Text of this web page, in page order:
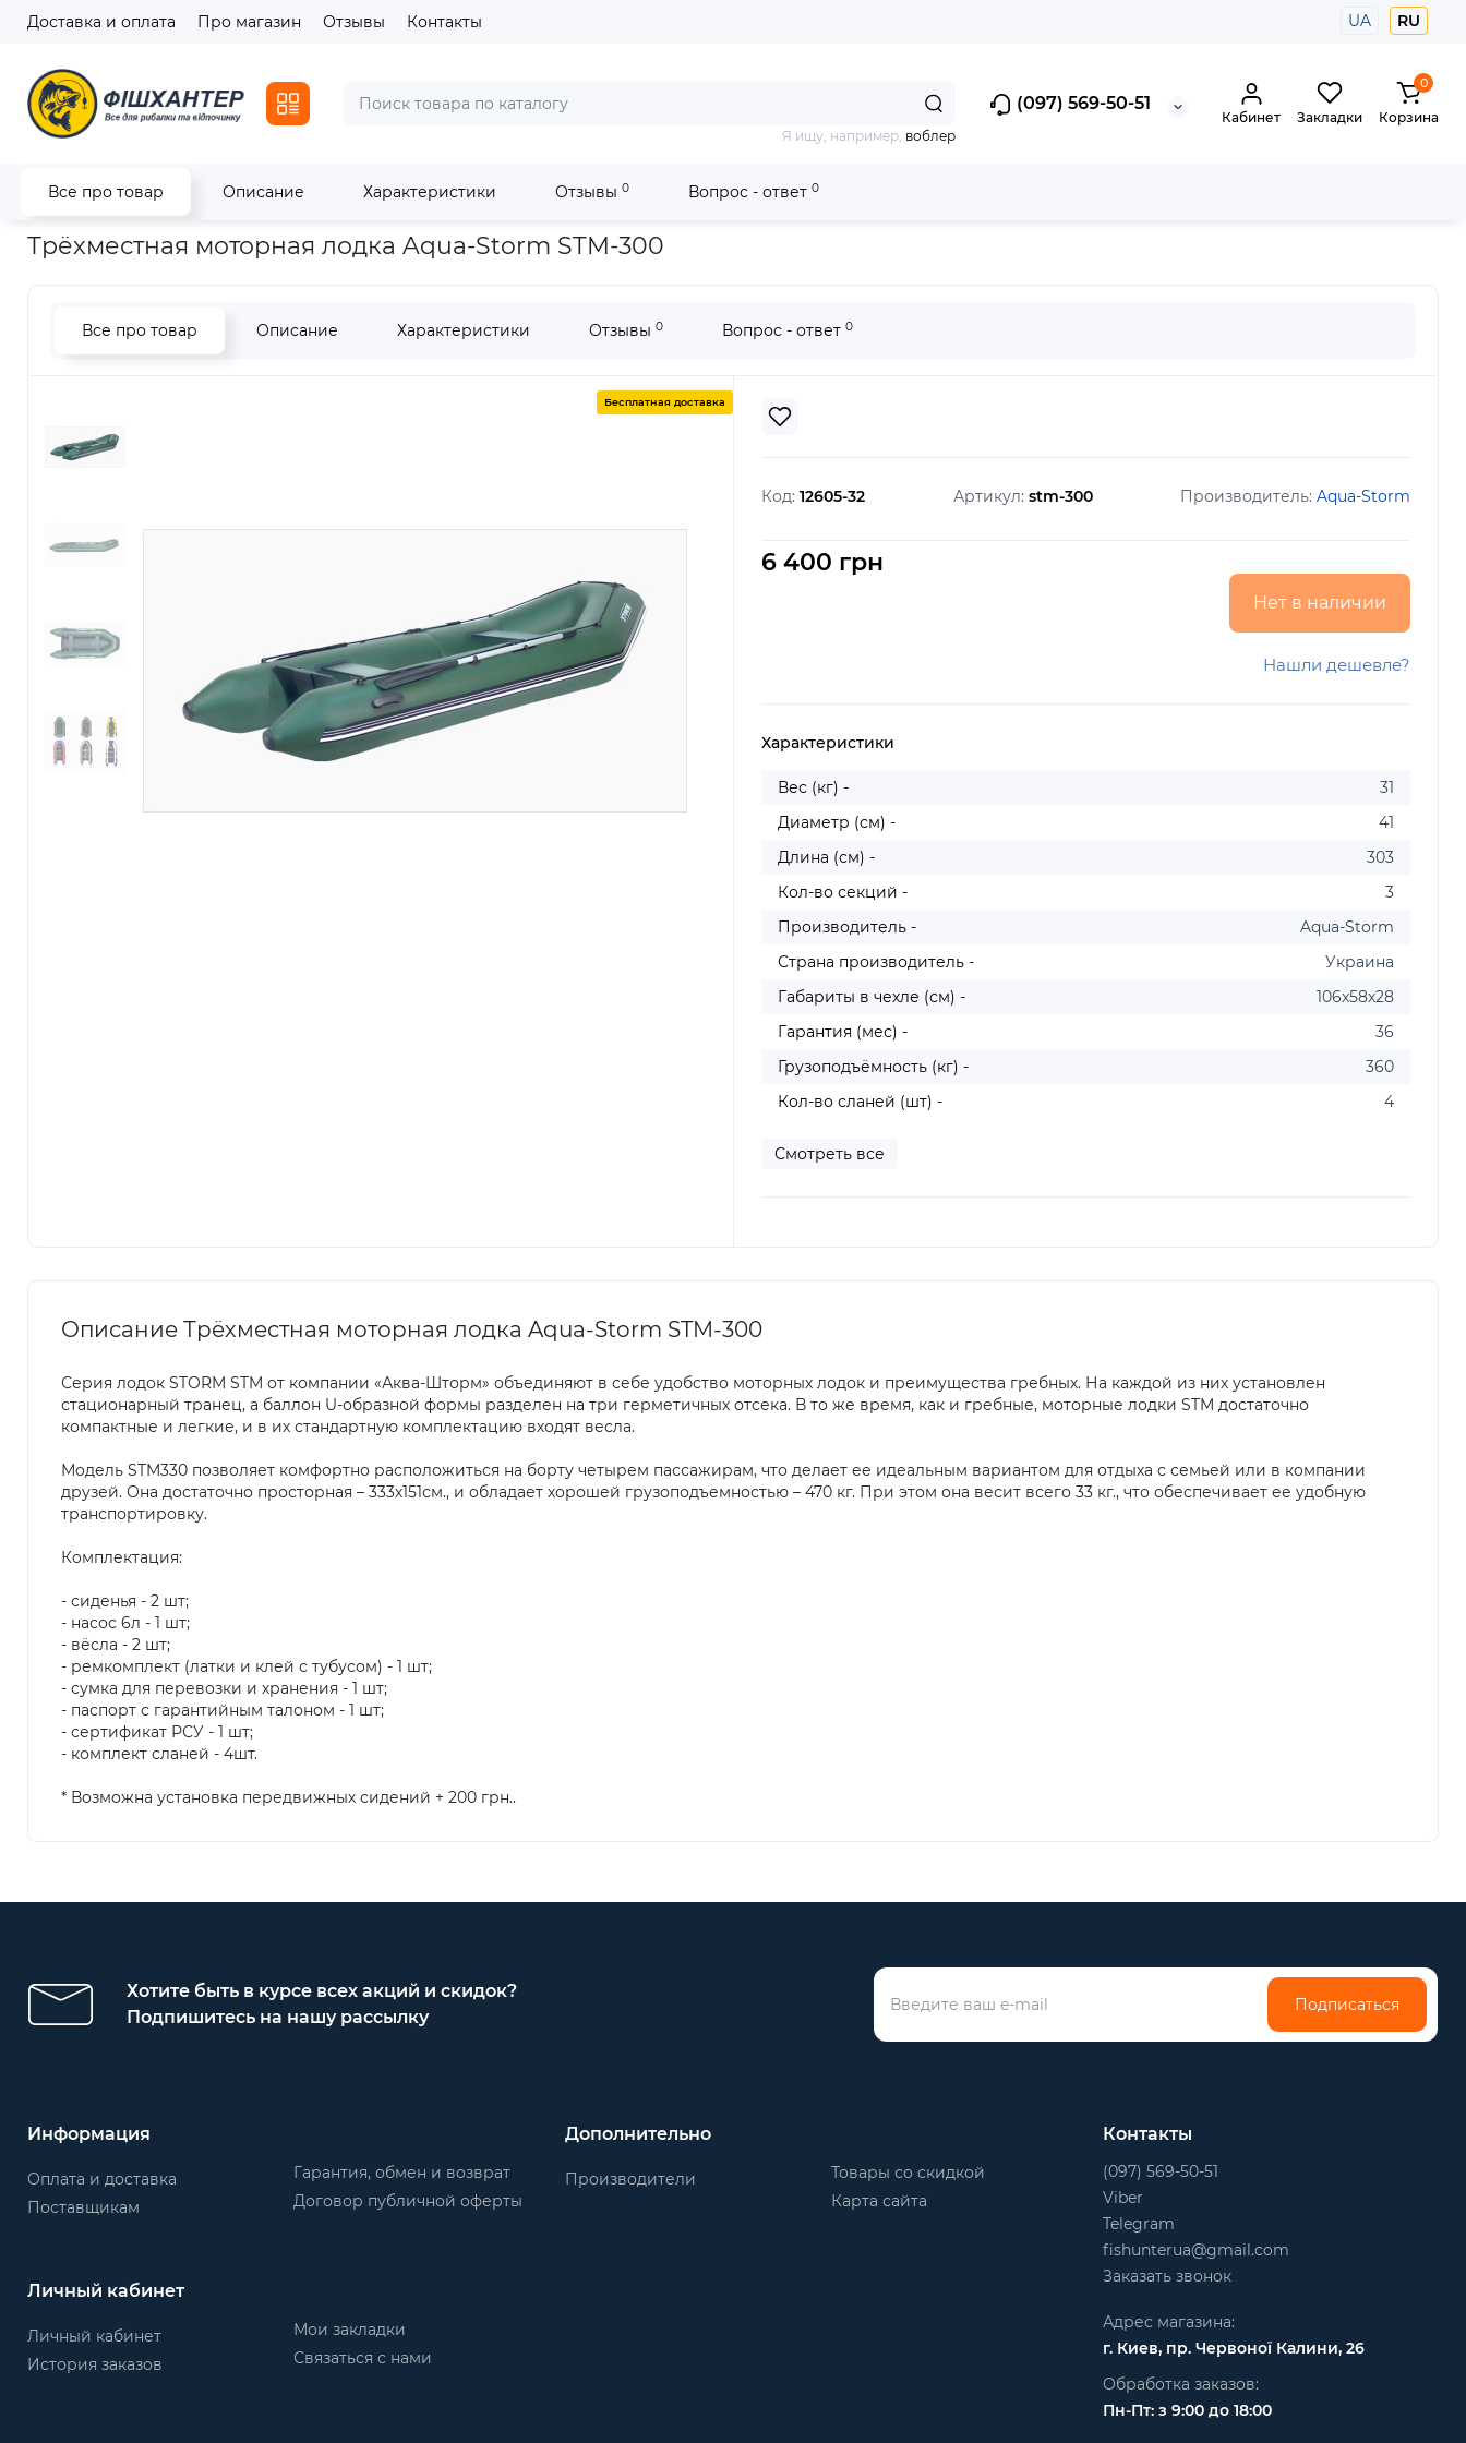
Доставка и оплата Про магазин Отзывы Контакты UA RU
(097) 569-50-51
Я ищу, например, воблер
Кабинет Закладки
0
Корзина
Все про товар Описание Характеристики Отзывы 0 Вопрос - ответ 0
Главная Лодки Надувные лодки Трёхместная моторная лодка Aqua-Storm STM-300
Трёхместная моторная лодка Aqua-Storm STM-300
Все про товар Описание Характеристики Отзывы 0 Вопрос - ответ 0
Бесплатная доставка
Код: 12605-32 Артикул: stm-300 Производитель: Aqua-Storm
6 400 грн
Нет в наличии
Нашли дешевле?
Характеристики
Вес (кг) -
31
Диаметр (см) -
41
Длина (см) -
303
Кол-во секций -
3
Производитель -
Aqua-Storm
Страна производитель -
Украина
Габариты в чехле (см) -
106x58x28
Гарантия (мес) -
36
Грузоподъёмность (кг) -
360
Кол-во сланей (шт) -
4
Смотреть все
Описание Трёхместная моторная лодка Aqua-Storm STM-300
Серия лодок STORM STM от компании «Аква-Шторм» объединяют в себе удобство моторных лодок и преимущества гребных. На каждой из них установлен
стационарный транец, а баллон U-образной формы разделен на три герметичных отсека. В то же время, как и гребные, моторные лодки STM достаточно
компактные и легкие, и в их стандартную комплектацию входят весла.
Модель STM330 позволяет комфортно расположиться на борту четырем пассажирам, что делает ее идеальным вариантом для отдыха с семьей или в компании
друзей. Она достаточно просторная – 333х151см., и обладает хорошей грузоподъемностью – 470 кг. При этом она весит всего 33 кг., что обеспечивает ее удобную
транспортировку.
Комплектация:
- сиденья - 2 шт;
- насос 6л - 1 шт;
- вёсла - 2 шт;
- ремкомплект (латки и клей с тубусом) - 1 шт;
- сумка для перевозки и хранения - 1 шт;
- паспорт с гарантийным талоном - 1 шт;
- сертификат РСУ - 1 шт;
- комплект сланей - 4шт.
* Возможна установка передвижных сидений + 200 грн..
Хотите быть в курсе всех акций и скидок?
Подпишитесь на нашу рассылку
Подписаться
Информация
Оплата и доставка
Поставщикам
Гарантия, обмен и возврат
Договор публичной оферты
Дополнительно
Производители
Товары со скидкой
Карта сайта
Личный кабинет
Личный кабинет
История заказов
Мои закладки
Связаться с нами
Контакты
(097) 569-50-51
Viber
Telegram
fishunterua@gmail.com
Заказать звонок
Адрес магазина:
г. Киев, пр. Червоної Калини, 26
Обработка заказов:
Пн-Пт: з 9:00 до 18:00